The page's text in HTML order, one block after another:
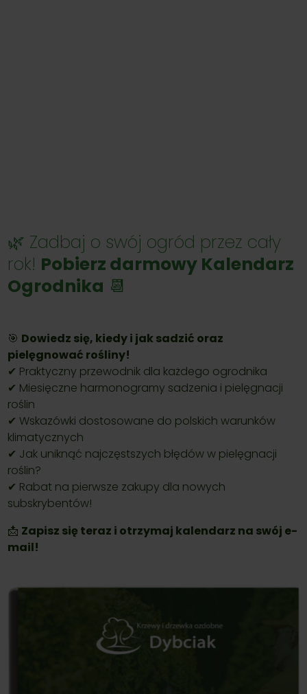
🌿 Zadbaj o swój ogród przez cały
rok! Pobierz darmowy Kalendarz
Ogrodnika 📆
🎯 Dowiedz się, kiedy i jak sadzić oraz
pielęgnować rośliny!
✔ Praktyczny przewodnik dla każdego ogrodnika
✔ Miesięczne harmonogramy sadzenia i pielęgnacji
roślin
✔ Wskazówki dostosowane do polskich warunków
klimatycznych
✔ Jak uniknąć najczęstszych błędów w pielęgnacji
roślin?
✔ Rabat na pierwsze zakupy dla nowych
subskrybentów!
📩 Zapisz się teraz i otrzymaj kalendarz na swój e-
mail!